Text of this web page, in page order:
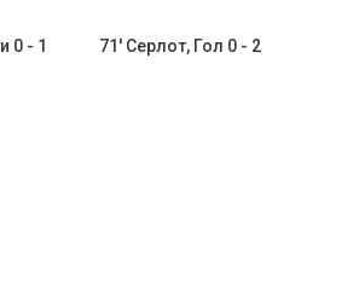
0 - 1 71' Серлот, Гол 0 - 2